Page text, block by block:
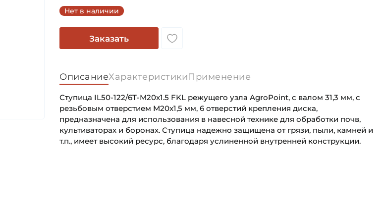
Нет в наличии
Заказать
ОписаниеХарактеристикиПрименение
Ступица IL50-122/6T-M20x1.5 FKL режущего узла AgroPoint, с валом 31,3 мм, с
резьбовым отверстием M20x1,5 мм, 6 отверстий крепления диска,
предназначена для использования в навесной технике для обработки почв,
культиваторах и боронах. Ступица надежно защищена от грязи, пыли, камней и
т.п., имеет высокий ресурс, благодаря услиненной внутренней конструкции.